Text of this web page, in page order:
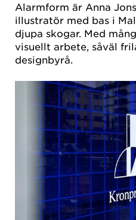
Alarmform är Anna
illustratör med bas i
djupa skogar. Med
visuellt arbete, såväl
designbyrå.